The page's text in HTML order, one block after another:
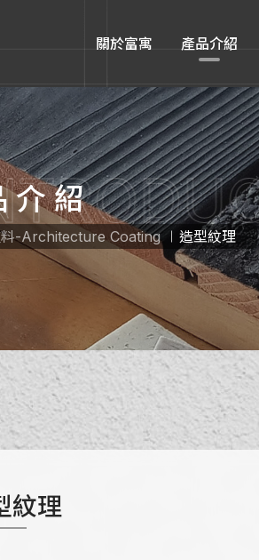
關於富寓 產品介紹
介紹
料-Architecture Coating 造型紋理
紋理